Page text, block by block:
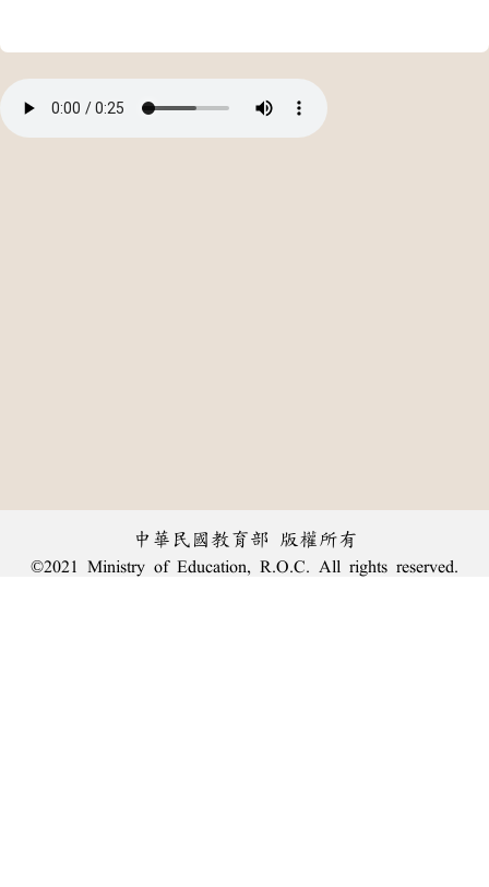
中華民國教育部 版權所有
©2021 Ministry of Education, R.O.C. All rights reserved.